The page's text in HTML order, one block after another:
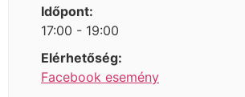
Időpont:
17:00 - 19:00
Elérhetőség:
Facebook esemény